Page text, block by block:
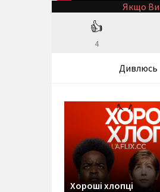
Якщо Ви
👍
4
Дивлюсь
Хороші хлопці